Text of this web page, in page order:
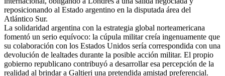
reposicionando al Estado argentino en la disputada área del
Atlántico Sur.
La solidaridad argentina con la estrategia global norteamericana
fomentó un serio equívoco: la cúpula militar creía ingenuamente que
su colaboración con los Estados Unidos sería correspondida con una
devolución de lealtades durante la posible acción militar. El propio
gobierno republicano contribuyó a desarrollar esa percepción de la
realidad al brindar a Galtieri una pretendida amistad preferencial.